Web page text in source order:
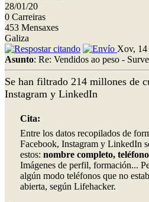
28/01/20
0 Carreiras
453 Mensaxes
Galiza
Xov, 14
Asunto: Re: Vendidos ao peso -
Se han filtrado 214 millones de
Instagram y LinkedIn
Cita:
Entre los datos recopilados de
Facebook, Instagram y LinkedIn
estos: nombre completo,
Imágenes de perfil, formación...
algún modo teléfonos que no
abierta, según Lifehacker.